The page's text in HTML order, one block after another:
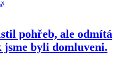
pohřeb, ale odmítá
byli domluveni.